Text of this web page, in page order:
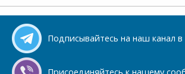
Подписывайтесь на наш канал в